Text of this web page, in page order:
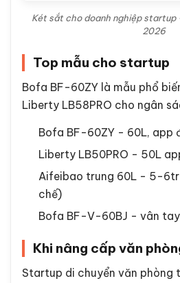
Két sắt cho doanh nghiệp startup
2026
Top mẫu cho startup
Bofa BF-60ZY là mẫu phổ
Liberty LB58PRO cho ngân
Bofa BF-60ZY - 60L, app
Liberty LB50PRO - 50L
Aifeibao trung 60L - 5-6tr
chế)
Bofa BF-V-60BJ - vân
Khi nâng cấp văn
Startup di chuyển văn phòng